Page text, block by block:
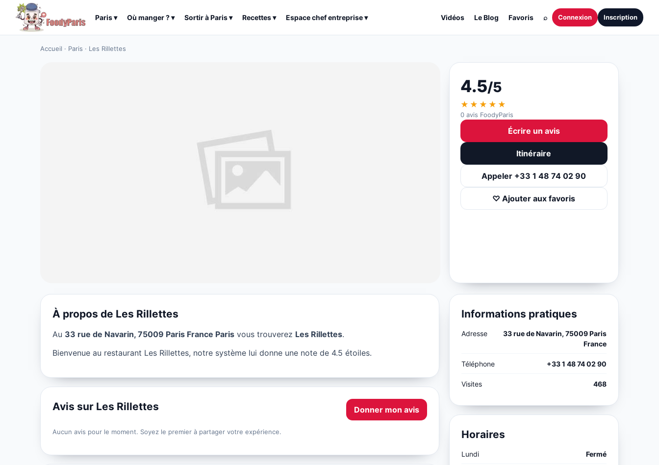
Paris▾ Où manger ?▾ Sortir àParis▾ Recettes▾ Espace chef entreprise▾ Vidéos Le Blog Favoris ⌕ Connexion Inscription
Accueil · Paris · Les Rillettes
Les Rillettes à Paris
4.5/5
★★★★★
0 avis FoodyParis
Écrire un avis
Itinéraire
Appeler +33 1 48 74 02 90
♡ Ajouter aux favoris
À propos de Les Rillettes
Au 33 rue de Navarin, 75009 Paris France Paris vous trouverez Les Rillettes.
Bienvenue au restaurant Les Rillettes, notre système lui donne une note de 4.5 étoiles.
Avis sur Les Rillettes Donner mon avis
Aucun avis pour le moment. Soyez le premier à partager votre expérience.
Informations pratiques
Adresse
33 rue de Navarin, 75009 Paris
France
Téléphone +33 1 48 74 02 90
Visites 468
Horaires
Lundi Fermé